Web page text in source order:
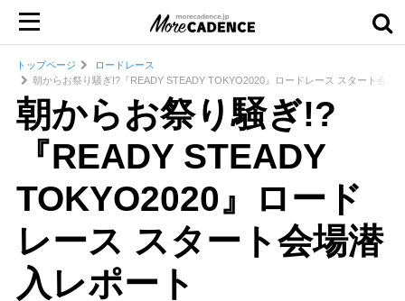
トップページ
ロードレース
朝からお祭り騒ぎ!?『READY STEADY TOKYO2020』ロードレース スタート会場
朝からお祭り騒ぎ!?
『READY STEADY
TOKYO2020』ロード
レース スタート会場潜
入レポート